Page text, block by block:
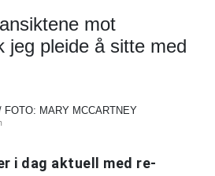
mot
jeg pleide å sitte med
FOTO: MARY MCCARTNEY
i dag aktuell med re-